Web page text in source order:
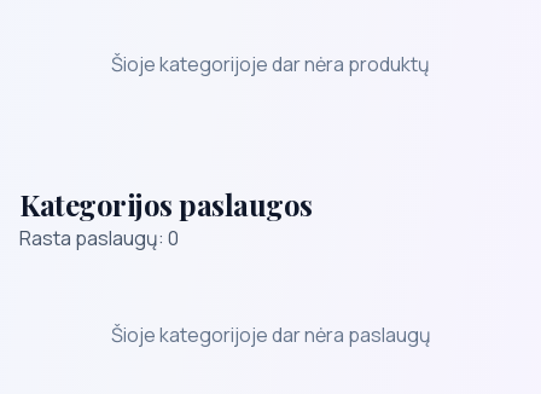
Šioje kategorijoje dar nėra produktų
Kategorijos paslaugos
Rasta paslaugų: 0
Šioje kategorijoje dar nėra paslaugų